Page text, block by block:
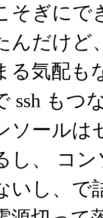
そぎにで
んだけど
る気配も
ssh もつ
ソールは
し、 コ
いし、で